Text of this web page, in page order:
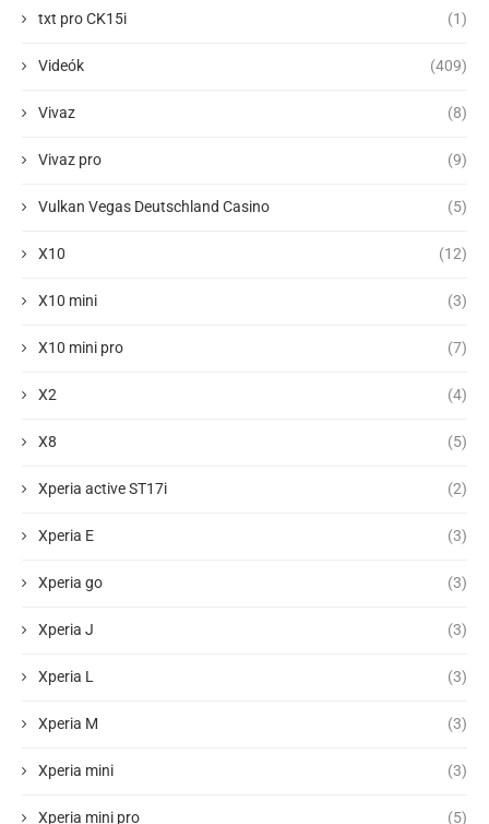
txt pro CK15i (1)
Videók (409)
Vivaz (8)
Vivaz pro (9)
Vulkan Vegas Deutschland Casino (5)
X10 (12)
X10 mini (3)
X10 mini pro (7)
X2 (4)
X8 (5)
Xperia active ST17i (2)
Xperia E (3)
Xperia go (3)
Xperia J (3)
Xperia L (3)
Xperia M (3)
Xperia mini (3)
Xperia mini pro (5)